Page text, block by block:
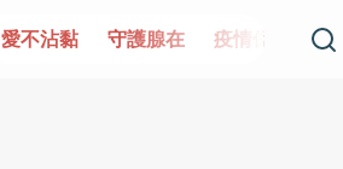
愛不沾黏 守護腺在 疫情保衛戰